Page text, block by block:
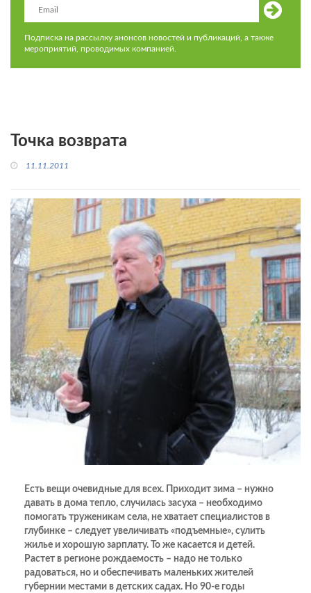
Подписка на рассылку анонсов новостей и публикаций, а также
мероприятий, проводимых компанией.
Точка возврата
11.11.2011
Есть вещи очевидные для всех. Приходит зима – нужно
давать в дома тепло, случилась засуха – необходимо
помогать труженикам села, не хватает специалистов в
глубинке – следует увеличивать «подъемные», сулить
жилье и хорошую зарплату. То же касается и детей.
Растет в регионе рождаемость – надо не только
радоваться, но и обеспечивать маленьких жителей
губернии местами в детских садах. Но 90-е годы